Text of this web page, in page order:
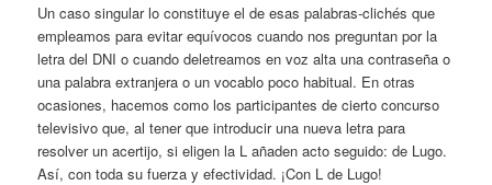
Un caso singular lo constituye el de esas palabras-clichés que
empleamos para evitar equívocos cuando nos preguntan por la
letra del DNI o cuando deletreamos en voz alta una contraseña o
una palabra extranjera o un vocablo poco habitual. En otras
ocasiones, hacemos como los participantes de cierto concurso
televisivo que, al tener que introducir una nueva letra para
resolver un acertijo, si eligen la L añaden acto seguido: de Lugo.
Así, con toda su fuerza y efectividad. ¡Con L de Lugo!